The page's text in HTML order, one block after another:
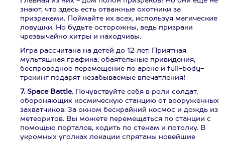
знают, что здесь есть отважные охотники за
призраками. Поймайте их всех, используя магические
ловушки. Но будьте осторожны, ведь призраки
чрезвычайно хитры и находчивы.
Игра рассчитана на детей до 12 лет. Приятная
мультяшная графика, обаятельные привидения,
беспроводное перемещение по арене и full-body-
трекинг подарят незабываемые впечатления!
7. Space Battle. Почувствуйте себя в роли солдат,
обороняющих космическую станцию от вооруженных
захватчиков. За окном бескрайний космос и дождь из
метеоритов. Вы можете перемещаться по станции с
помощью порталов, ходить по стенам и потолку. В
укромных уголках локации спрятаны новейшие